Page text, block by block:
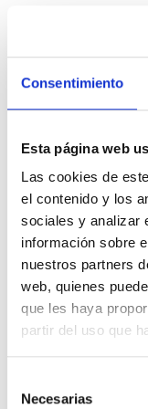
Consentimiento
Esta página web
Las cookies de
el contenido y los
sociales y analizar
información sobre
nuestros partners
web, quienes
que les haya
partir del uso que
Necesarias